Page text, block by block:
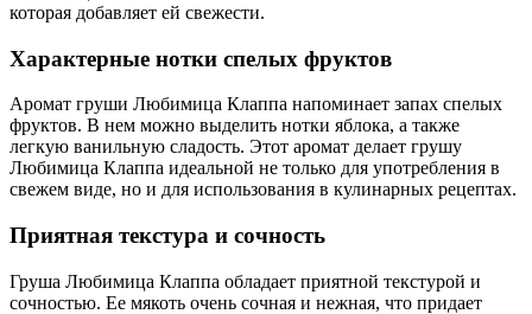
которая добавляет ей свежести.
Характерные нотки спелых фруктов
Аромат груши Любимица Клаппа напоминает запах спелых
фруктов. В нем можно выделить нотки яблока, а также
легкую ванильную сладость. Этот аромат делает грушу
Любимица Клаппа идеальной не только для употребления в
свежем виде, но и для использования в кулинарных рецептах.
Приятная текстура и сочность
Груша Любимица Клаппа обладает приятной текстурой и
сочностью. Ее мякоть очень сочная и нежная, что придает